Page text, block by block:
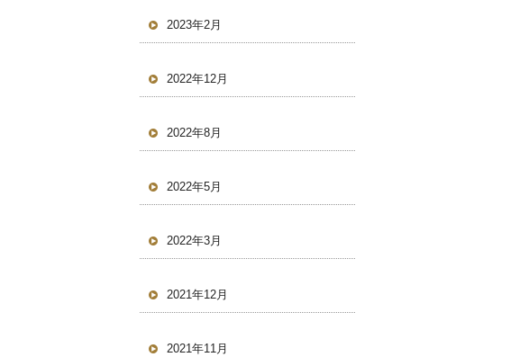
2023年2月
2022年12月
2022年8月
2022年5月
2022年3月
2021年12月
2021年11月